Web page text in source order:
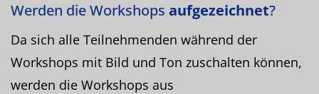
Werden die Workshops aufgezeichnet?
Da sich alle Teilnehmenden während der
Workshops mit Bild und Ton zuschalten können,
werden die Workshops aus